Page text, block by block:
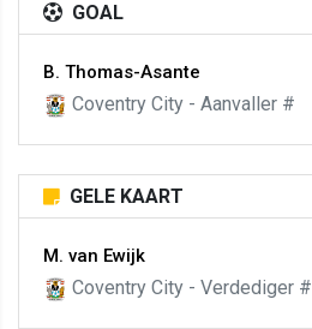
GOAL
B. Thomas-Asante
Coventry City - Aanvaller #
GELE KAART
M. van Ewijk
Coventry City - Verdediger #